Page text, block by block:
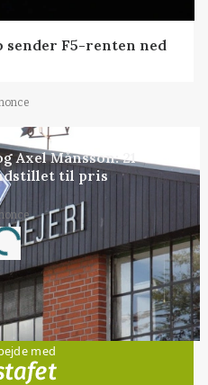
sender F5-renten ned
Axel Månsson: 21
til pris
med